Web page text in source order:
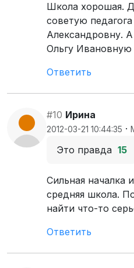
Школа хорошая.
советую
Александровну.
Ольгу Ивановную
Ответить
#10 Ирина
2012-03-21 10:44:35 ·
Это правда 15
Сильная началка
средняя школа.
найти что-то
Ответить